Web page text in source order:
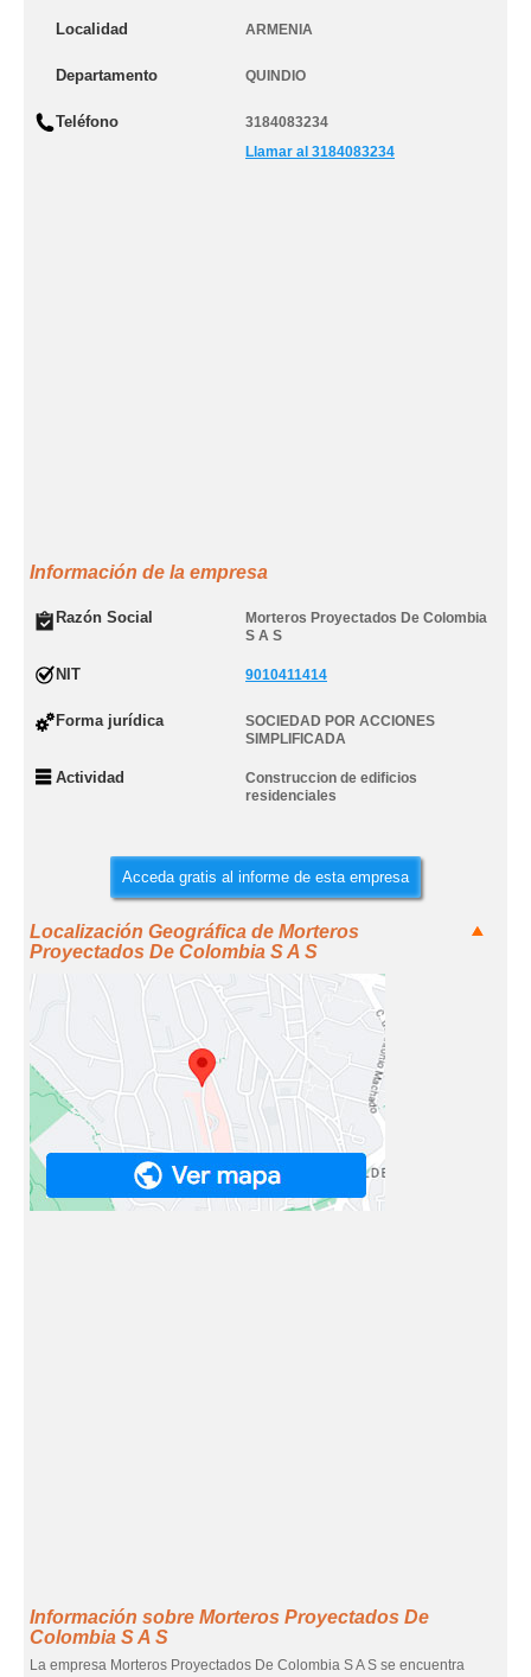
Localidad ARMENIA
Departamento QUINDIO
Teléfono
3184083234
Llamar al 3184083234
Información de la empresa
Razón Social
Morteros Proyectados De Colombia
S A S
NIT 9010411414
Forma jurídica
SOCIEDAD POR ACCIONES
SIMPLIFICADA
Actividad
Construccion de edificios
residenciales
Acceda gratis al informe de esta empresa
Localización Geográfica de Morteros
Proyectados De Colombia S A S
Información sobre Morteros Proyectados De
Colombia S A S
La empresa Morteros Proyectados De Colombia S A S se encuentra